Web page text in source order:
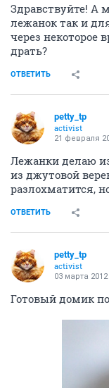
Здравствуйте! А
лежанок так и
через некоторое
драть?
ОТВЕТИТЬ
petty_tp
activist
21 февраля
Лежанки делаю
из джутовой
разлохматится,
ОТВЕТИТЬ
petty_tp
activist
03 марта 2012
Готовый домик